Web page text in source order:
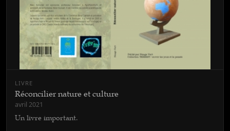
LIVRE
Réconcilier nature et culture
avril 2021
Un livre important.